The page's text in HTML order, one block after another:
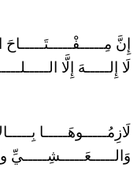
إِنَّ مِـــــفْـــــتَـــــاحَ
لَا إِلـــــهَ إِلَّا
لَازِمُـــــوهَـــــا
وَالـــــعَـــــشِـــــيِّ